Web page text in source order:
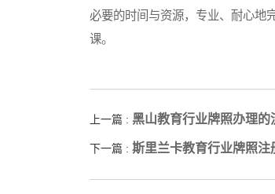
必要的时间与资源，专业、耐心地
课。
上一篇 : 黑山教育行业牌照办理的
下一篇 : 斯里兰卡教育行业牌照注